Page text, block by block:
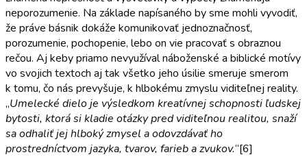
neporozumenie. Na základe napísaného by sme mohli vyvodiť,
že práve básnik dokáže komunikovať jednoznačnosť,
porozumenie, pochopenie, lebo on vie pracovať s obraznou
rečou. Aj keby priamo nevyužíval náboženské a biblické motívy
vo svojich textoch aj tak všetko jeho úsilie smeruje smerom
k tomu, čo nás prevyšuje, k hlbokému zmyslu viditeľnej reality.
„Umelecké dielo je výsledkom kreatívnej schopnosti ľudskej
bytosti, ktorá si kladie otázky pred viditeľnou realitou, snaží
sa odhaliť jej hlboký zmysel a odovzdávať ho
prostredníctvom jazyka, tvarov, farieb a zvukov.“[6]